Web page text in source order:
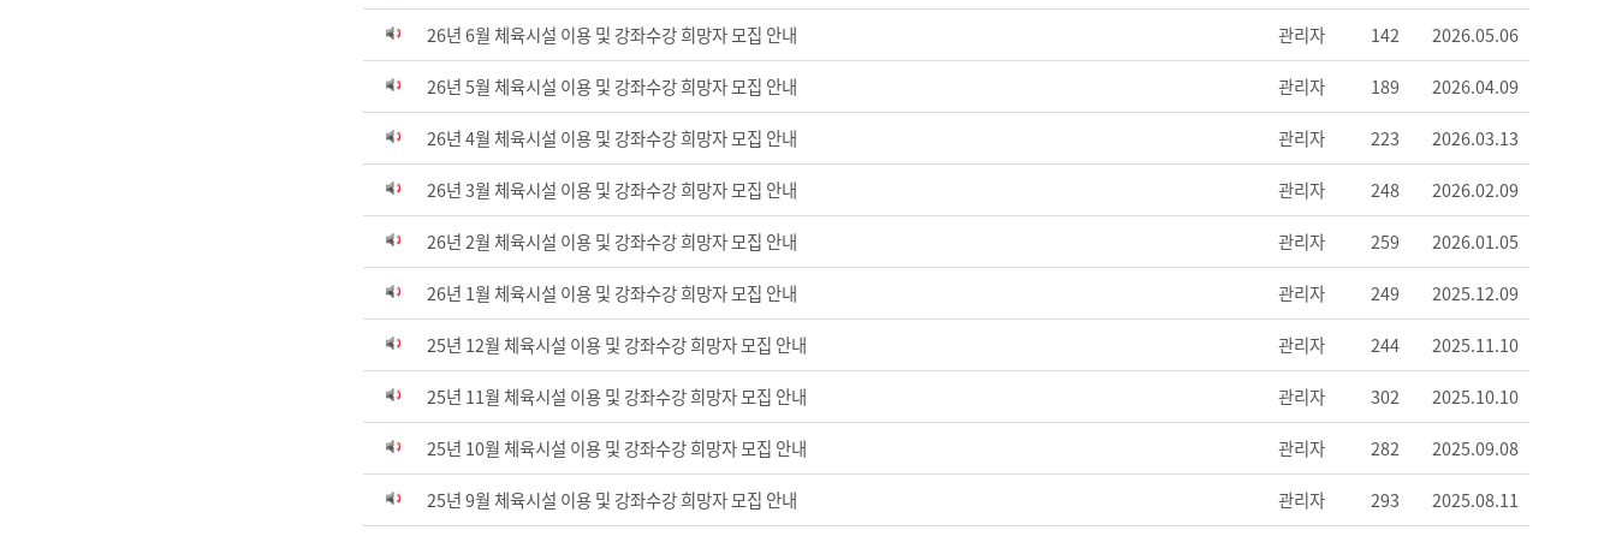
26년 6월 체육시설 이용 및 강좌수강 희망자 모집 안내
관리자 142
2026.05.06
26년 5월 체육시설 이용 및 강좌수강 희망자 모집 안내
관리자 189
2026.04.09
26년 4월 체육시설 이용 및 강좌수강 희망자 모집 안내
관리자 223
2026.03.13
26년 3월 체육시설 이용 및 강좌수강 희망자 모집 안내
관리자 248
2026.02.09
26년 2월 체육시설 이용 및 강좌수강 희망자 모집 안내
관리자 259
2026.01.05
26년 1월 체육시설 이용 및 강좌수강 희망자 모집 안내
관리자 249
2025.12.09
25년 12월 체육시설 이용 및 강좌수강 희망자 모집 안내
관리자 244
2025.11.10
25년 11월 체육시설 이용 및 강좌수강 희망자 모집 안내
관리자 302
2025.10.10
25년 10월 체육시설 이용 및 강좌수강 희망자 모집 안내
관리자 282
2025.09.08
25년 9월 체육시설 이용 및 강좌수강 희망자 모집 안내
관리자 293
2025.08.11